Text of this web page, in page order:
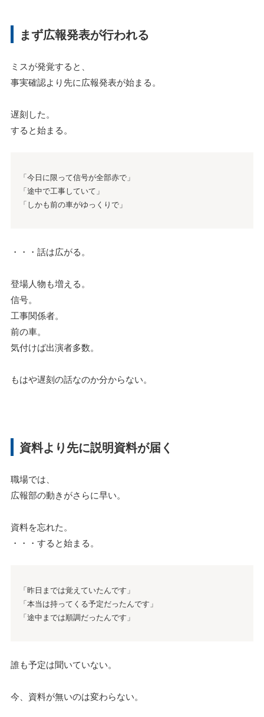
まず広報発表が行われる
ミスが発覚すると、
事実確認より先に広報発表が始まる。
遅刻した。
すると始まる。
「今日に限って信号が全部赤で」
「途中で工事していて」
「しかも前の車がゆっくりで」
・・・話は広がる。
登場人物も増える。
信号。
工事関係者。
前の車。
気付けば出演者多数。
もはや遅刻の話なのか分からない。
資料より先に説明資料が届く
職場では、
広報部の動きがさらに早い。
資料を忘れた。
・・・すると始まる。
「昨日までは覚えていたんです」
「本当は持ってくる予定だったんです」
「途中までは順調だったんです」
誰も予定は聞いていない。
今、資料が無いのは変わらない。